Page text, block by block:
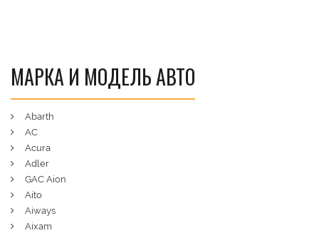
МАРКА И МОДЕЛЬ АВТО
Abarth
AC
Acura
Adler
GAC Aion
Aito
Aiways
Aixam